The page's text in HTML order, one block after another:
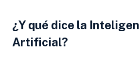
¿Y qué dice la
Artificial?